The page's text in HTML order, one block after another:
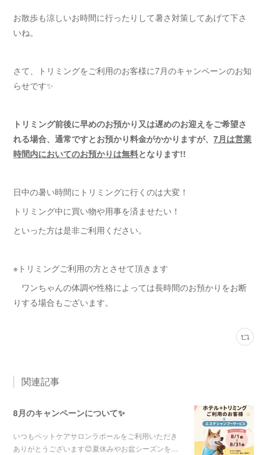
お散歩も涼しいお時間に行ったりして暑さ対策してあげて下さ
いね。
さて、トリミングをご利用のお客様に7月のキャンペーンのお知
らせです✨
トリミング前後に早めのお預かり又は遅めのお迎えをご希望さ
れる場合、通常ですとお預かり料金がかかりますが、7月は営業
時間内においてのお預かりは無料となります!!
日中の暑い時間にトリミングに行くのは大変！
トリミング中に買い物や用事を済ませたい！
といった方は是非ご利用ください。
※トリミングご利用の方とさせて頂きます
ワンちゃんの体調や性格によっては長時間のお預かりをお断
りする場合もございます。
関連記事
8月のキャンペーンについて✨
いつもペットケアサロンラポールをご利用いただき
ありがとうございます😊夏休みやお盆シーズンを…